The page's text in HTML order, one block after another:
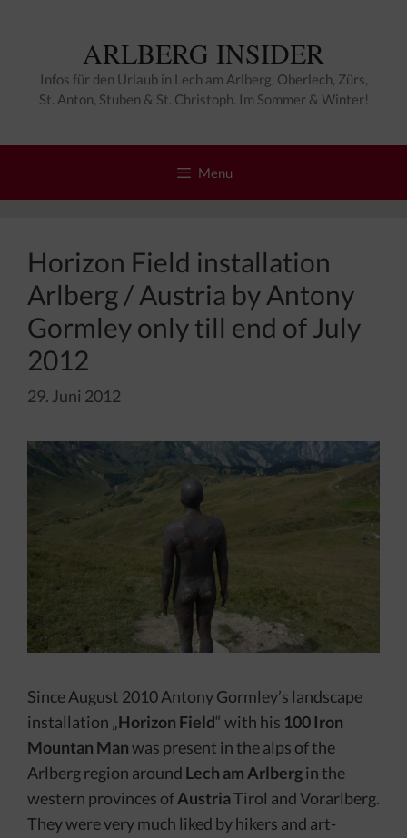
ARLBERG INSIDER
Infos für den Urlaub in Lech am Arlberg, Oberlech, Zürs,
St. Anton, Stuben & St. Christoph. Im Sommer & Winter!
Menu
Horizon Field installation
Arlberg / Austria by Antony
Gormley only till end of July
2012
29. Juni 2012
Since August 2010 Antony Gormley’s landscape
installation „Horizon Field“ with his 100 Iron
Mountan Manwas present in the alps of the
Arlberg region around Lech am Arlbergin the
western provinces ofAustriaTirol and Vorarlberg.
They were very much liked by hikers and art-